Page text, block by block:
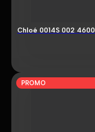
Chloé 0014S 002 4600
PROMO